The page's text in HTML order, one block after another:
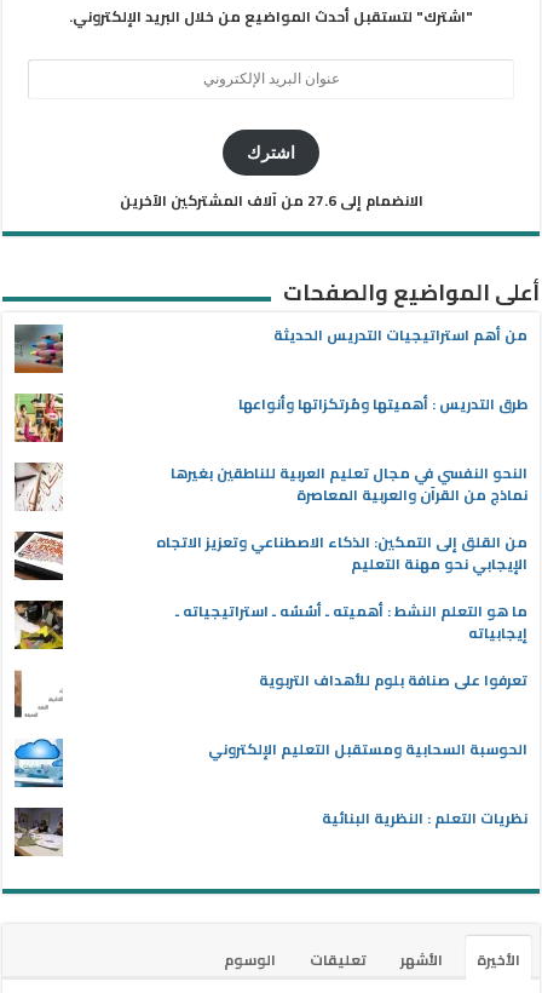
"اشترك" لتستقبل أحدث المواضيع من خلال البريد الإلكتروني.
اشترك
الانضمام إلى 27.6 من آلاف المشتركين الآخرين
أعلى المواضيع والصفحات
من أهم استراتيجيات التدريس الحديثة
طرق التدريس : أهميتها ومُرتكزاتها وأنواعها
النحو النفسي في مجال تعليم العربية للناطقين بغيرها
نماذج من القرآن والعربية المعاصرة
من القلق إلى التمكين: الذكاء الاصطناعي وتعزيز الاتجاه
الإيجابي نحو مهنة التعليم
ما هو التعلم النشط : أهميته ـ أسُسُه ـ استراتيجياته ـ
إيجابياته
تعرفوا على صنافة بلوم للأهداف التربوية
الحوسبة السحابية ومستقبل التعليم الإلكتروني
نظريات التعلم : النظرية البنائية
الأخيرة الأشهر تعليقات
الوسوم